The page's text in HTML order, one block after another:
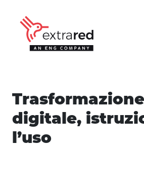
Trasformazione
digitale,
l’uso